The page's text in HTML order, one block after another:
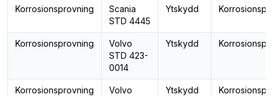
Korrosionsprovning
Scania
STD 4445
Ytskydd
Korrosionsprovning
Volvo
STD 423-
0014
Ytskydd
Korrosionsprovning Volvo Ytskydd